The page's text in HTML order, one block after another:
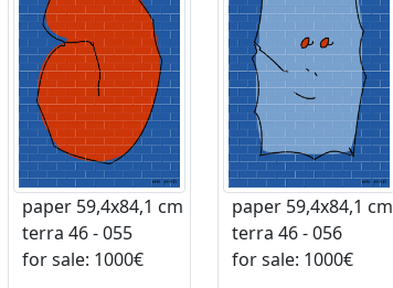
paper 59,4x84,1 cm
terra 46 - 055
for sale: 1000€
paper 59,4x84,1 cm
terra 46 - 056
for sale: 1000€